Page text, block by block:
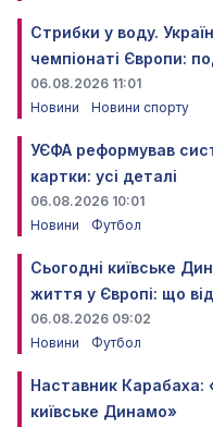
Стрибки у воду.
чемпіонаті Європи:
06.08.2026 11:01
Новини
Новини спорту
УЄФА реформував
картки: усі деталі
06.08.2026 10:01
Новини
Футбол
Сьогодні київське
життя у Європі: що
06.08.2026 09:02
Новини
Футбол
Наставник Карабаха:
київське Динамо»